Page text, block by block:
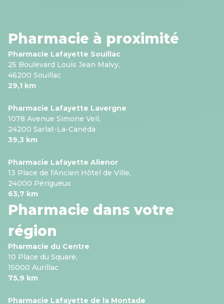
Pharmacie à proximité
Pharmacie Lafayette Souillac
25 Boulevard Louis Jean Malvy,
46200 Souillac
29,1 km
Pharmacie Lafayette Lavergne
1078 Avenue Simone Veil,
24200 Sarlat-La-Canéda
39,3 km
Pharmacie Lafayette Alienor
13 Place de l'Ancien Hôtel de Ville,
24000 Périgueux
63,7 km
Pharmacie dans votre
région
Pharmacie du Centre
10 Place du Square,
15000 Aurillac
75,9 km
Pharmacie Lafayette de la Montade